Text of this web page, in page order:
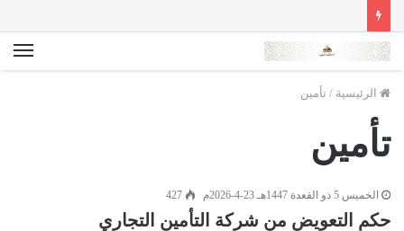
الرئيسية / تأمين
تأمين
الخميس 5 ذو القعدة 1447هـ 23-4-2026م 427
حكم التعويض من شركة التأمين التجاري